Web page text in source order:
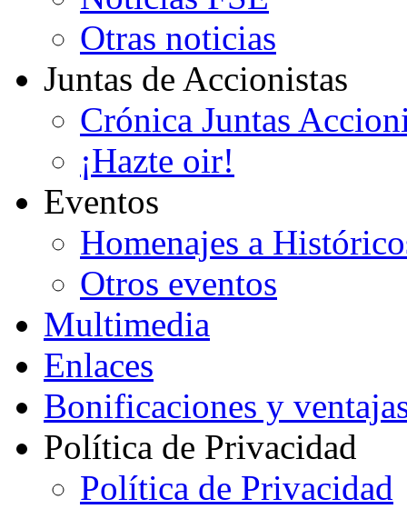
Otras noticias
Juntas de Accionistas
Crónica Juntas
¡Hazte oir!
Eventos
Homenajes a
Otros eventos
Multimedia
Enlaces
Bonificaciones y
Política de Privacidad
Política de Privacidad